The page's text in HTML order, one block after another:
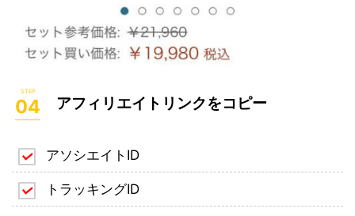
アフィリエイトリンクをコピー
アソシエイトID
トラッキングID